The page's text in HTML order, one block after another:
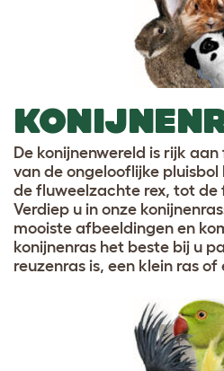
De konijnenwereld is rijk
van de ongelooflijke
de fluweelzachte rex, tot de
Verdiep u in onze
mooiste afbeeldingen en
konijnenras het beste bij u
reuzenras is, een klein ras